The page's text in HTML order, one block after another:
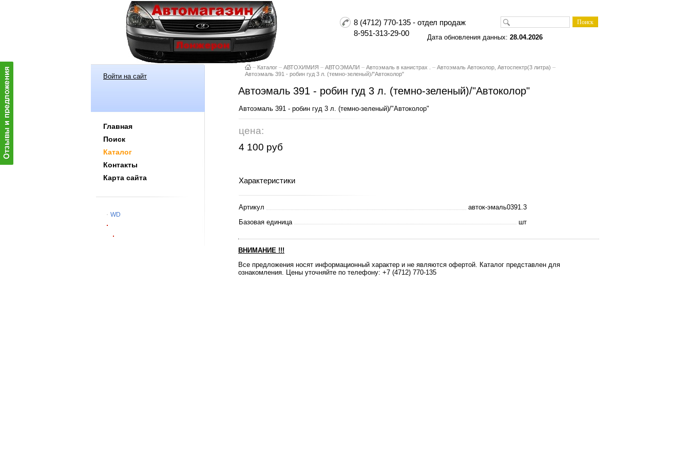
8 (4712) 770-135 - отдел продаж
8-951-313-29-00
Дата обновления данных: 28.04.2026
Войти на сайт
Главная
Поиск
Каталог
Контакты
Карта сайта
WD
– Каталог – АВТОХИМИЯ – АВТОЭМАЛИ – Автоэмаль в канистрах . – Автоэмаль Автоколор, Автоспектр(3 литра) –
Автоэмаль 391 - робин гуд 3 л. (темно-зеленый)/"Автоколор"
Автоэмаль 391 - робин гуд 3 л. (темно-зеленый)/"Автоколор"
Автоэмаль 391 - робин гуд 3 л. (темно-зеленый)/"Автоколор"
цена:
4 100 руб
Характеристики
Артикул
авток-эмаль0391.3
Базовая единица
шт
ВНИМАНИЕ !!!
Все предложения носят информационный характер и не являются офертой. Каталог представлен для
ознакомления. Цены уточняйте по телефону: +7 (4712) 770-135